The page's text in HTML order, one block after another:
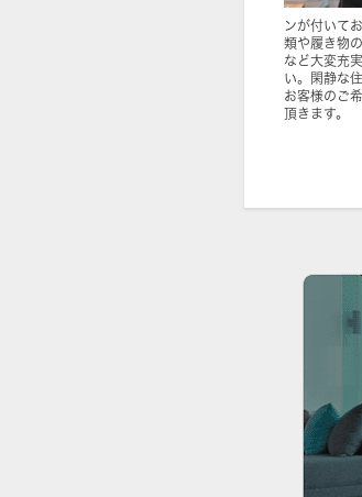
ンが付いて
類や履き物
など大変充
い。閑静な
お客様のご
頂きます。